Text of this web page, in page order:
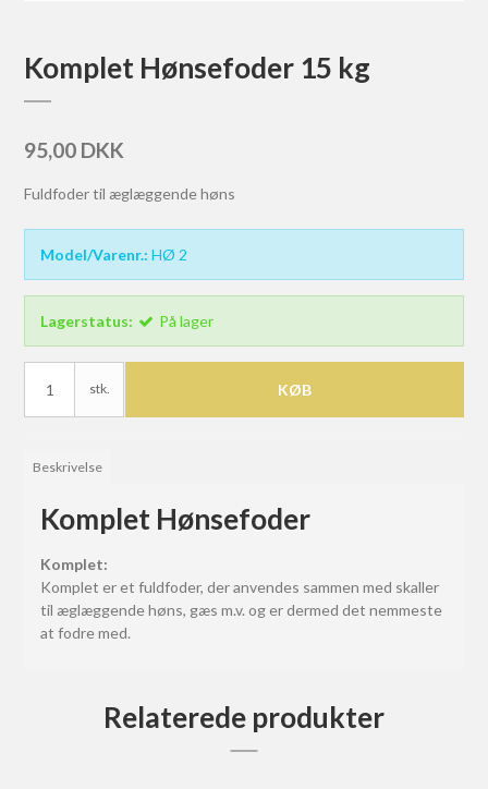
Komplet Hønsefoder 15 kg
95,00 DKK
Fuldfoder til æglæggende høns
Model/Varenr.: HØ 2
Lagerstatus: På lager
stk. KØB
Beskrivelse
Komplet Hønsefoder
Komplet:
Komplet er et fuldfoder, der anvendes sammen med skaller
til æglæggende høns, gæs m.v. og er dermed det nemmeste
at fodre med.
Relaterede produkter